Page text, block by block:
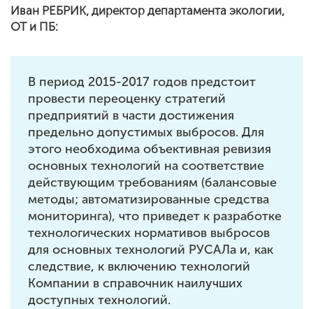
Иван РЕБРИК, директор департамента экологии,
ОТ и ПБ:
В период 2015-2017 годов предстоит
провести переоценку стратегий
предприятий в части достижения
предельно допустимых выбросов. Для
этого необходима объективная ревизия
основных технологий на соответствие
действующим требованиям (балансовые
методы; автоматизированные средства
мониторинга), что приведет к разработке
технологических нормативов выбросов
для основных технологий РУСАЛа и, как
следствие, к включению технологий
Компании в справочник наилучших
доступных технологий.